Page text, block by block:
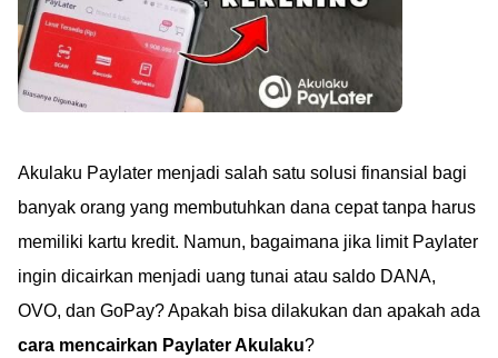
Akulaku Paylater menjadi salah satu solusi finansial bagi
banyak orang yang membutuhkan dana cepat tanpa harus
memiliki kartu kredit. Namun, bagaimana jika limit Paylater
ingin dicairkan menjadi uang tunai atau saldo DANA,
OVO, dan GoPay? Apakah bisa dilakukan dan apakah ada
cara mencairkan Paylater Akulaku?